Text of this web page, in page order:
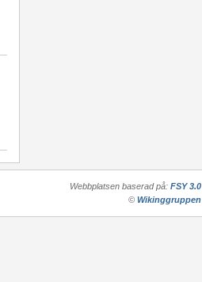
Webbplatsen baserad på: FSY 3.0
© Wikinggruppen